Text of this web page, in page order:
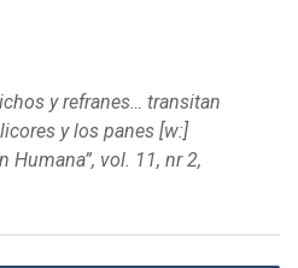
y refranes… transitan
y los panes [w:]
Humana”, vol. 11, nr 2,